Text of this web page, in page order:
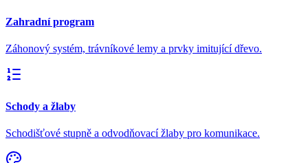
Zahradní program
Záhonový systém, trávníkové lemy a prvky imitující dřevo.
Schody a žlaby
Schodišťové stupně a odvodňovací žlaby pro komunikace.